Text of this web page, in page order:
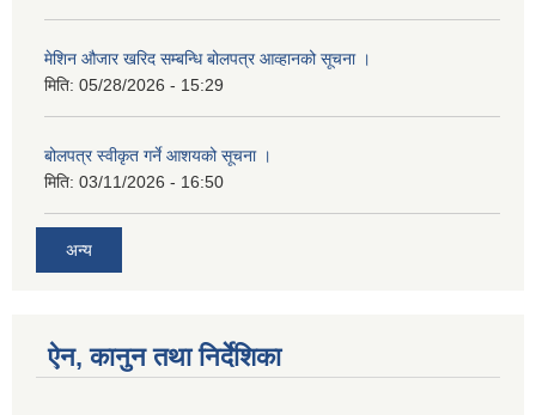
मेशिन औजार खरिद सम्बन्धि बोलपत्र आव्हानको सूचना ।
मिति: 05/28/2026 - 15:29
बोलपत्र स्वीकृत गर्ने आशयको सूचना ।
मिति: 03/11/2026 - 16:50
अन्य
ऐन, कानुन तथा निर्देशिका